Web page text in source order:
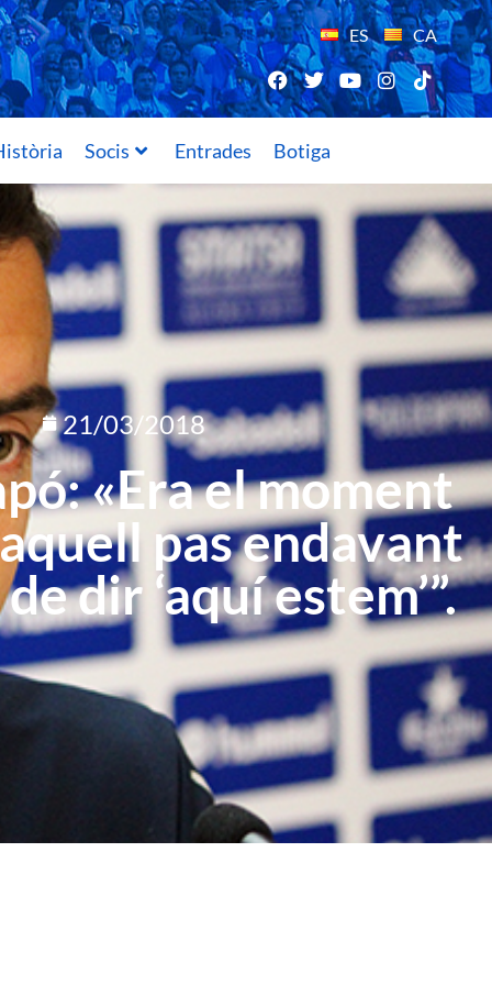
ES CA
Socis Entrades Botiga
21/03/2018
«Era el moment
pas endavant
dir ‘aquí estem’”.